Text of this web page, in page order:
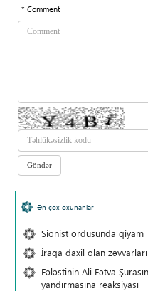
* Comment
Ən çox oxunanlar
Sionist ordusunda qiyam
İraqa daxil olan
Fələstinin Ali Fətva
yandırmasına reaksiyası